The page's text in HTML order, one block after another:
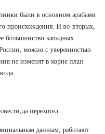
были в основном арабами
происхождения. И во-вторых,
большинство западных
можно с уверенностью
не изменят в корне план
перехотел.
данным, работают